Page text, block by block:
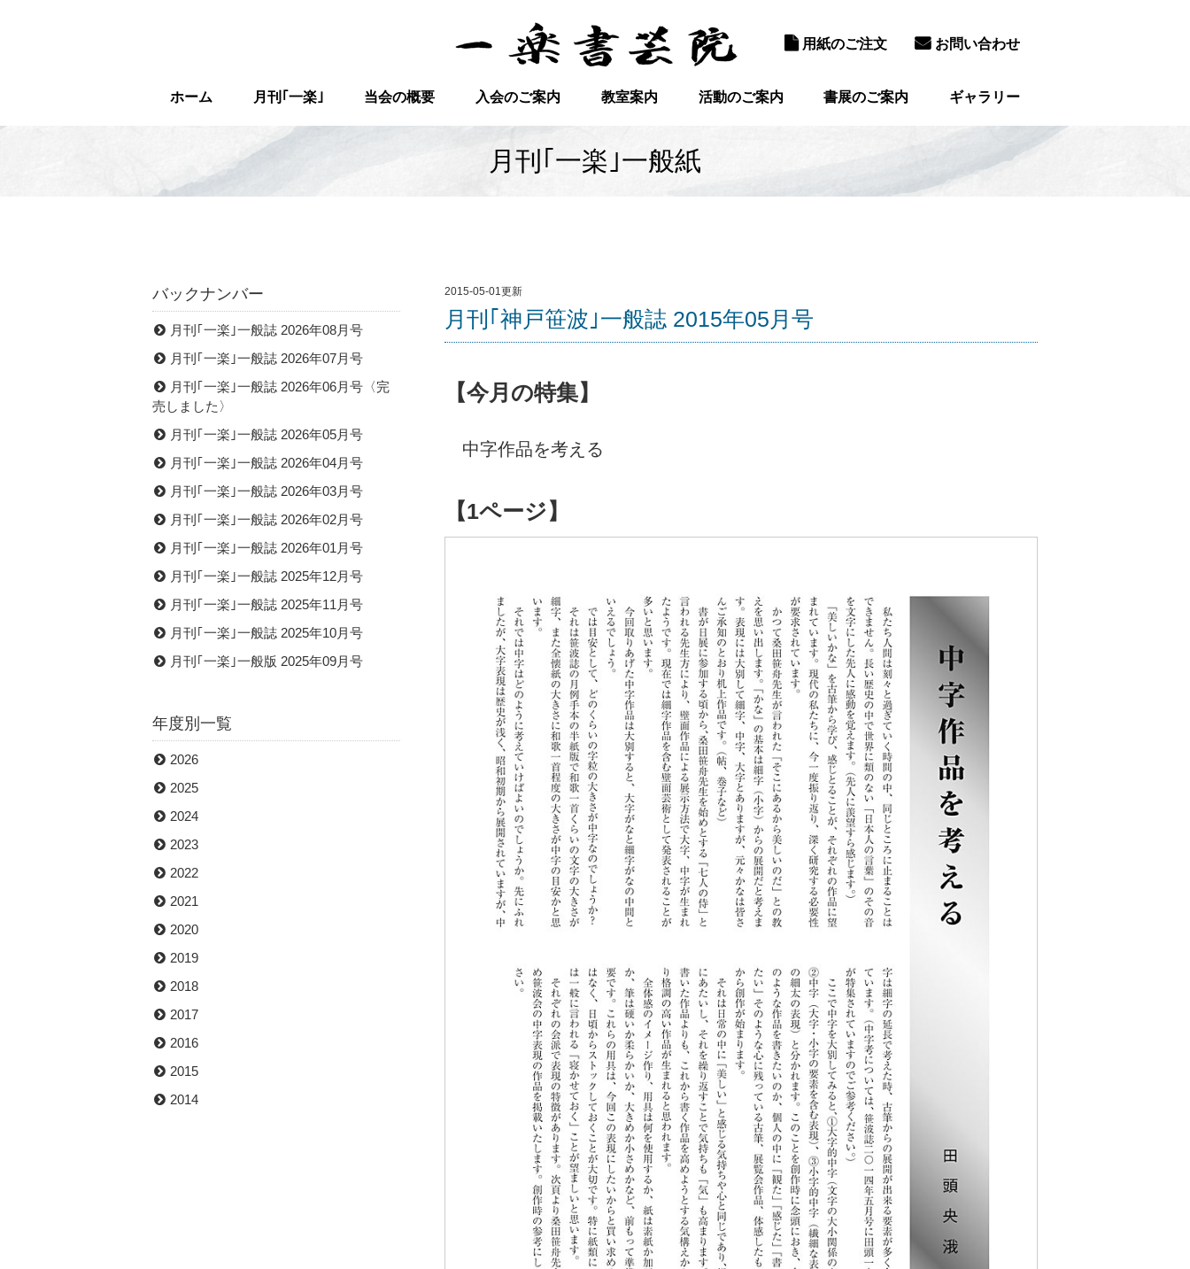
お問い合わせ
用紙のご注文
ホーム 月刊｢一楽｣ 当会の概要 入会のご案内 教室案内 活動のご案内 書展のご案内 ギャラリー
月刊｢一楽｣一般紙
2015-05-01更新
月刊｢神戸笹波｣一般誌 2015年05月号
【今月の特集】
中字作品を考える
【1ページ】
バックナンバー
月刊｢一楽｣一般誌 2026年08月号
月刊｢一楽｣一般誌 2026年07月号
月刊｢一楽｣一般誌 2026年06月号〈完
売しました〉
月刊｢一楽｣一般誌 2026年05月号
月刊｢一楽｣一般誌 2026年04月号
月刊｢一楽｣一般誌 2026年03月号
月刊｢一楽｣一般誌 2026年02月号
月刊｢一楽｣一般誌 2026年01月号
月刊｢一楽｣一般誌 2025年12月号
月刊｢一楽｣一般誌 2025年11月号
月刊｢一楽｣一般誌 2025年10月号
月刊｢一楽｣一般版 2025年09月号
年度別一覧
2026
2025
2024
2023
2022
2021
2020
2019
2018
2017
2016
2015
2014